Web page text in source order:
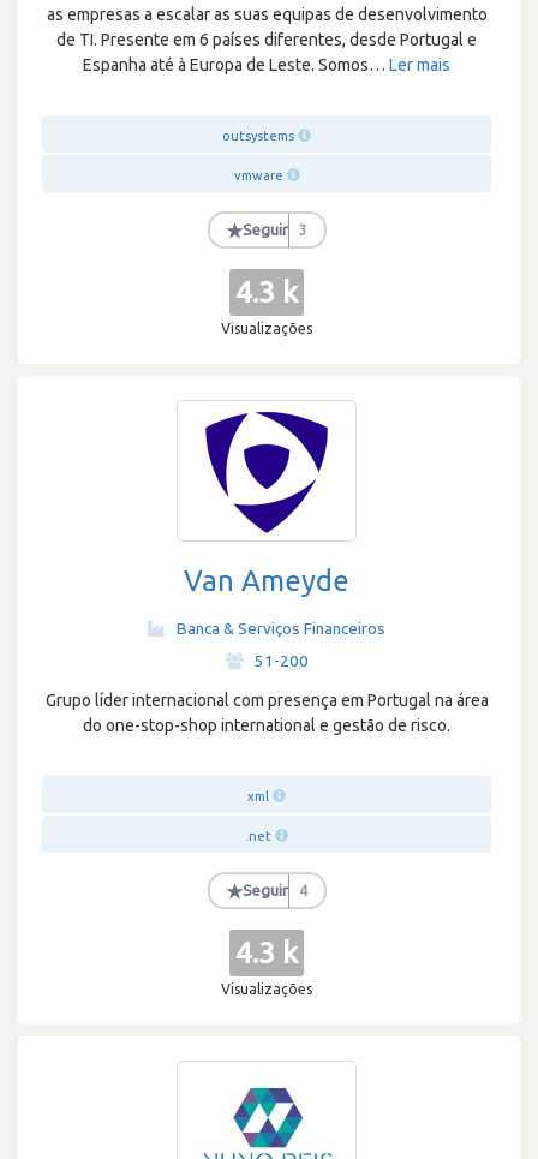
as empresas a escalar as suas equipas de desenvolvimento
de TI. Presente em 6 países diferentes, desde Portugal e
Espanha até à Europa de Leste. Somos… Ler mais
outsystems
vmware
★Seguir 3
4.3 k
Visualizações
Van Ameyde
Banca & Serviços Financeiros
51-200
Grupo líder internacional com presença em Portugal na área
do one-stop-shop international e gestão de risco.
xml
.net
★Seguir 4
4.3 k
Visualizações